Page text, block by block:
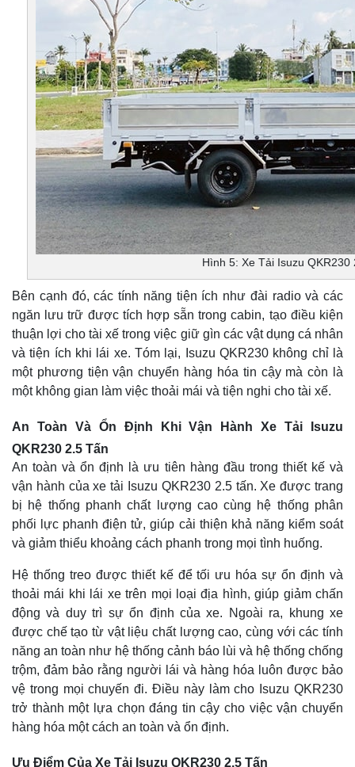
Hình 5: Xe Tải Isuzu QKR230
Bên cạnh đó, các tính năng tiện ích như đài radio và các
ngăn lưu trữ được tích hợp sẵn trong cabin, tạo điều kiện
thuận lợi cho tài xế trong việc giữ gìn các vật dụng cá nhân
và tiện ích khi lái xe. Tóm lại, Isuzu QKR230 không chỉ là
một phương tiện vận chuyển hàng hóa tin cậy mà còn là
một không gian làm việc thoải mái và tiện nghi cho tài xế.
An Toàn Và Ổn Định Khi Vận Hành Xe Tải Isuzu
QKR230 2.5 Tấn
An toàn và ổn định là ưu tiên hàng đầu trong thiết kế và
vận hành của xe tải Isuzu QKR230 2.5 tấn. Xe được trang
bị hệ thống phanh chất lượng cao cùng hệ thống phân
phối lực phanh điện tử, giúp cải thiện khả năng kiểm soát
và giảm thiểu khoảng cách phanh trong mọi tình huống.
Hệ thống treo được thiết kế để tối ưu hóa sự ổn định và
thoải mái khi lái xe trên mọi loại địa hình, giúp giảm chấn
động và duy trì sự ổn định của xe. Ngoài ra, khung xe
được chế tạo từ vật liệu chất lượng cao, cùng với các tính
năng an toàn như hệ thống cảnh báo lùi và hệ thống chống
trộm, đảm bảo rằng người lái và hàng hóa luôn được bảo
vệ trong mọi chuyến đi. Điều này làm cho Isuzu QKR230
trở thành một lựa chọn đáng tin cậy cho việc vận chuyển
hàng hóa một cách an toàn và ổn định.
Ưu Điểm Của Xe Tải Isuzu QKR230 2.5 Tấn